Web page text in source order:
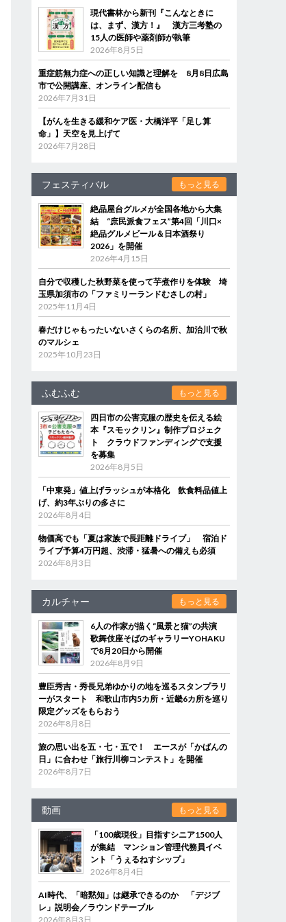
現代書林から新刊『こんなときに
は、まず、漢方！』 漢方三考塾の
15人の医師や薬剤師が執筆
2026年8月5日
重症筋無力症への正しい知識と理解を 8月8日広島
市で公開講座、オンライン配信も
2026年7月31日
【がんを生きる緩和ケア医・大橋洋平「足し算
命」】天空を見上げて
2026年7月28日
フェスティバル もっと見る
絶品屋台グルメが全国各地から大集
結 “庶民派食フェス”第4回「川口×
絶品グルメビール＆日本酒祭り
2026」を開催
2026年4月15日
自分で収穫した秋野菜を使って芋煮作りを体験 埼
玉県加須市の「ファミリーランドむさしの村」
2025年11月4日
春だけじゃもったいないさくらの名所、加治川で秋
のマルシェ
2025年10月23日
ふむふむ もっと見る
四日市の公害克服の歴史を伝える絵
本『スモックリン』制作プロジェク
ト クラウドファンディングで支援
を募集
2026年8月5日
「中東発」値上げラッシュが本格化 飲食料品値上
げ、約3年ぶりの多さに
2026年8月4日
物価高でも「夏は家族で長距離ドライブ」 宿泊ド
ライブ予算4万円超、渋滞・猛暑への備えも必須
2026年8月3日
カルチャー もっと見る
6人の作家が描く“風景と猫”の共演
歌舞伎座そばのギャラリーYOHAKU
で8月20日から開催
2026年8月9日
豊臣秀吉・秀長兄弟ゆかりの地を巡るスタンプラリ
ーがスタート 和歌山市内5カ所・近畿6カ所を巡り
限定グッズをもらおう
2026年8月8日
旅の思い出を五・七・五で！ エースが「かばんの
日」に合わせ「旅行川柳コンテスト」を開催
2026年8月7日
動画 もっと見る
「100歳現役」目指すシニア1500人
が集結 マンション管理代務員イベ
ント「うぇるねすシップ」
2026年8月4日
AI時代、「暗黙知」は継承できるのか 「デジブ
レ」説明会／ラウンドテーブル
2026年8月3日